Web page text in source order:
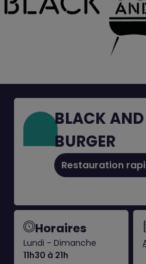
BLACK
BURGER
Restauration
Horaires
Lundi - Dimanche
11h30 à 21h